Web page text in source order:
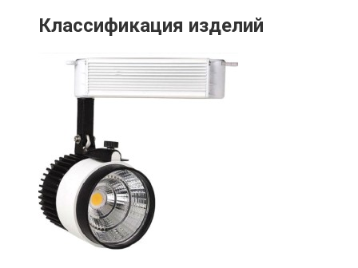
Классификация изделий